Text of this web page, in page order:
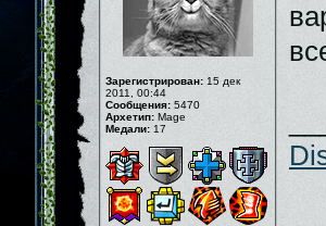
Зарегистрирован: 15 дек
2011, 00:44
Сообщения: 5470
Архетип: Mage
Медали: 17